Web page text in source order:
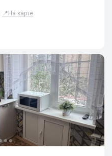
📍 На карте